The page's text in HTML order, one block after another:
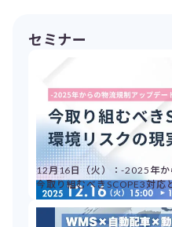
セミナー
12月16日（火）：-2025年
今取り組むべきSCOPE3対応